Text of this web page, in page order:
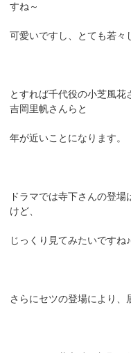
すね～
可愛いですし、とても若々
とすれば千代役の小芝風
吉岡里帆さんらと
年が近いことになります。
ドラマでは寺下さんの登
けど、
じっくり見てみたいですね♪
さらにセツの登場により、